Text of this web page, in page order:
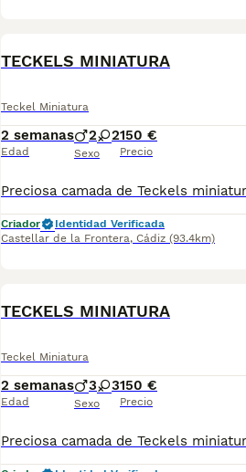
TECKELS MINIATURA
Teckel Miniatura
2 semanas
Edad
2 2
Sexo
150 €
Precio
Criador
Identidad Verificada
Castellar de la Frontera, Cádiz (93.4km)
TECKELS MINIATURA
Teckel Miniatura
2 semanas
Edad
3 3
Sexo
150 €
Precio